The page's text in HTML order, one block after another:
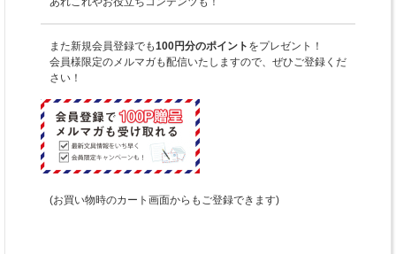
また新規会員登録でも100円分のポイント をプレゼント！
会員様限定のメルマガも配信いたしますので、ぜひご登録くだ
さい！
(お買い物時のカート画面からもご登録できます)